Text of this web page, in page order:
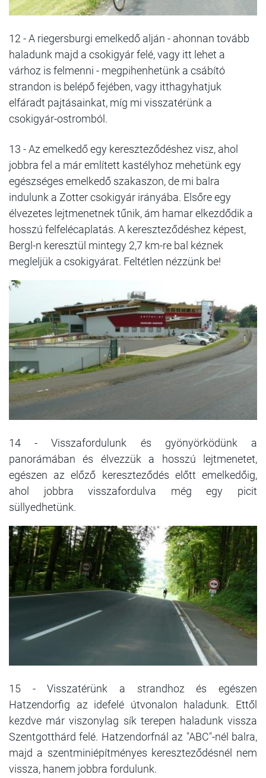
12 - A riegersburgi emelkedő alján - ahonnan tovább
haladunk majd a csokigyár felé, vagy itt lehet a
várhoz is felmenni - megpihenhetünk a csábító
strandon is belépő fejében, vagy itthagyhatjuk
elfáradt pajtásainkat, míg mi visszatérünk a
csokigyár-ostromból.
13 - Az emelkedő egy kereszteződéshez visz, ahol
jobbra fel a már említett kastélyhoz mehetünk egy
egészséges emelkedő szakaszon, de mi balra
indulunk a Zotter csokigyár irányába. Elsőre egy
élvezetes lejtmenetnek tűnik, ám hamar elkezdődik a
hosszú felfelécaplatás. A kereszteződéshez képest,
Bergl-n keresztül mintegy 2,7 km-re bal kéznek
megleljük a csokigyárat. Feltétlen nézzünk be!
14 - Visszafordulunk és gyönyörködünk a
panorámában és élvezzük a hosszú lejtmenetet,
egészen az előző kereszteződés előtt emelkedőig,
ahol jobbra visszafordulva még egy picit
süllyedhetünk.
15 - Visszatérünk a strandhoz és egészen
Hatzendorfig az idefelé útvonalon haladunk. Ettől
kezdve már viszonylag sík terepen haladunk vissza
Szentgotthárd felé. Hatzendorfnál az "ABC"-nél balra,
majd a szentminiépítményes kereszteződésnél nem
vissza, hanem jobbra fordulunk.